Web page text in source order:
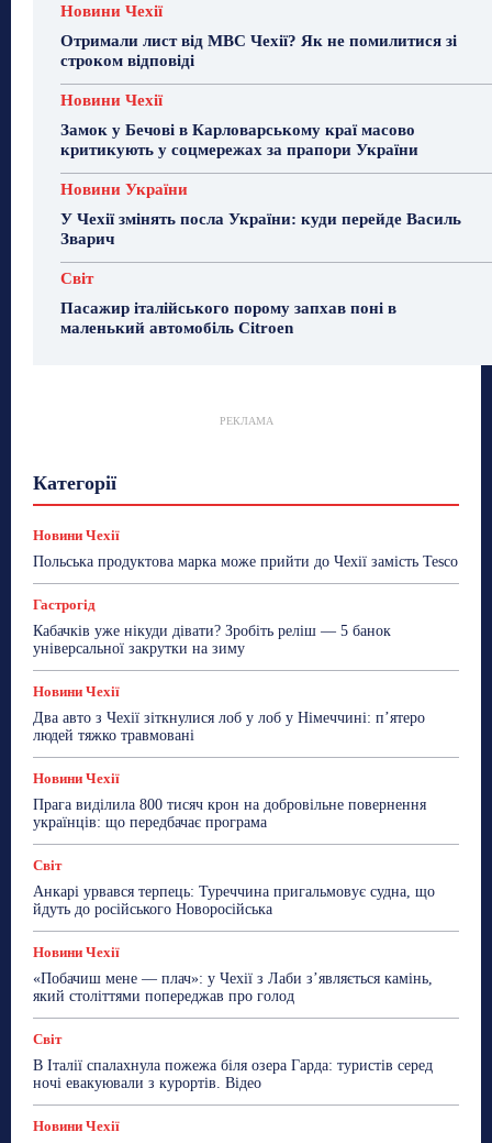
Новини Чехії
Отримали лист від МВС Чехії? Як не помилитися зі
строком відповіді
Новини Чехії
Замок у Бечові в Карловарському краї масово
критикують у соцмережах за прапори України
Новини України
У Чехії змінять посла України: куди перейде Василь
Зварич
Світ
Пасажир італійського порому запхав поні в
маленький автомобіль Citroen
РЕКЛАМА
Категорії
Новини Чехії
Сад та город Світ
Спорт
ТехноМанія
Топ-новини Фоторепортаж
Новини Чехії
Польська продуктова марка може прийти до Чехії замість Tesco
Гастрогід
Кабачків уже нікуди дівати? Зробіть реліш — 5 банок
універсальної закрутки на зиму
Новини Чехії
Два авто з Чехії зіткнулися лоб у лоб у Німеччині: п’ятеро
людей тяжко травмовані
Новини Чехії
Прага виділила 800 тисяч крон на добровільне повернення
українців: що передбачає програма
Світ
Анкарі урвався терпець: Туреччина пригальмовує судна, що
йдуть до російського Новоросійська
Новини Чехії
«Побачиш мене — плач»: у Чехії з Лаби з’являється камінь,
який століттями попереджав про голод
Світ
В Італії спалахнула пожежа біля озера Гарда: туристів серед
ночі евакуювали з курортів. Відео
Новини Чехії